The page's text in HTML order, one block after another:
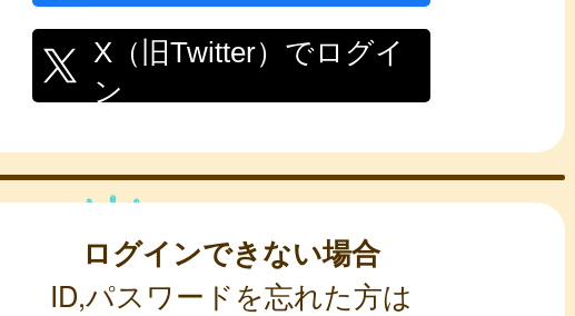
X（旧Twitter）でログイ
ン
ログインできない場合
ID,パスワードを忘れた方は